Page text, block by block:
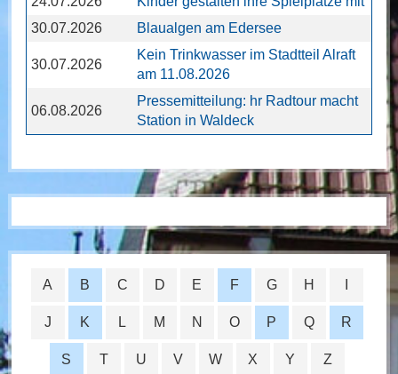
30.07.2026
Blaualgen am Edersee
30.07.2026
Kein Trinkwasser im Stadtteil Alraft
am 11.08.2026
06.08.2026
Pressemitteilung: hr Radtour macht
Station in Waldeck
A B C D E F G H
J K L M N O P Q R
S T U V W X Y Z